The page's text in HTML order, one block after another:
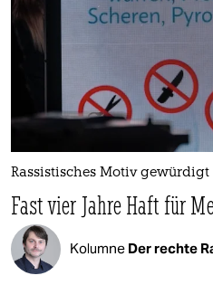
Rassistisches Motiv gewürdigt
Fast vier Jahre Haft für
Kolumne Der rechte